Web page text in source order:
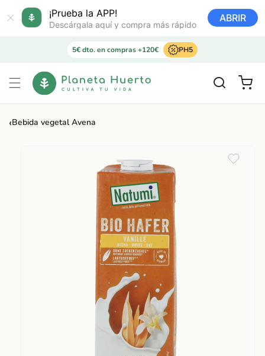
¡Prueba la APP!
Descárgala aquí y compra más rápido
ABRIR
directamente
al contenido
5€ dto. en compras +120€ PH5
Carrito
‹Bebida vegetal Avena